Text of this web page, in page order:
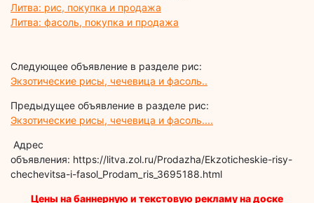
Литва: рис, покупка и продажа
Литва: фасоль, покупка и продажа
Следующее объявление в разделе рис:
Экзотические рисы, чечевица и фасоль..
Предыдущее объявление в разделе рис:
Экзотические рисы, чечевица и фасоль....
Адрес
объявления: https://litva.zol.ru/Prodazha/Ekzoticheskie-risy-
chechevitsa-i-fasol_Prodam_ris_3695188.html
Цены на баннерную и текстовую рекламу на доске